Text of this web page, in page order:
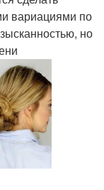
вариациями по
но